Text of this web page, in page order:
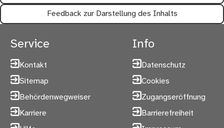
Feedback zur Darstellung des Inhalts
Service
Kontakt
Sitemap
Behördenwegweiser
Karriere
Info
Datenschutz
Cookies
Zugangseröffnung
Barrierefreiheit